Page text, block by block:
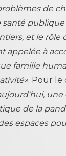
de
et le rôle
appelée à
famille
. Pour le
de la
espaces